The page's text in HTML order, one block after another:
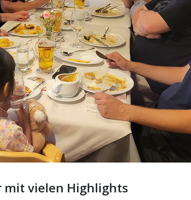
mit vielen Highlights